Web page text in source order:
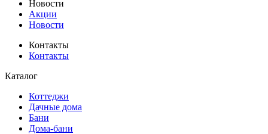
Новости
Акции
Новости
Контакты
Контакты
Каталог
Коттеджи
Дачные дома
Бани
Дома-бани